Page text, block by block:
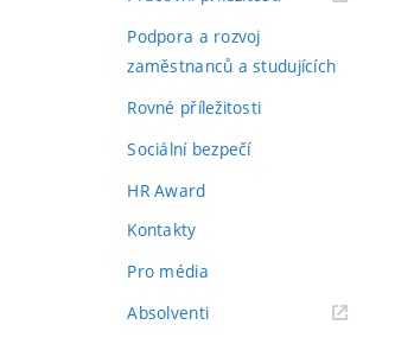
Podpora a rozvoj
zaměstnanců a studujících
Rovné příležitosti
Sociální bezpečí
HR Award
Kontakty
Pro média
Absolventi(externí